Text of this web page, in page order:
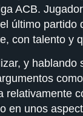
ACB.
último partido
con talento y
y hablando
relativamente
en unos